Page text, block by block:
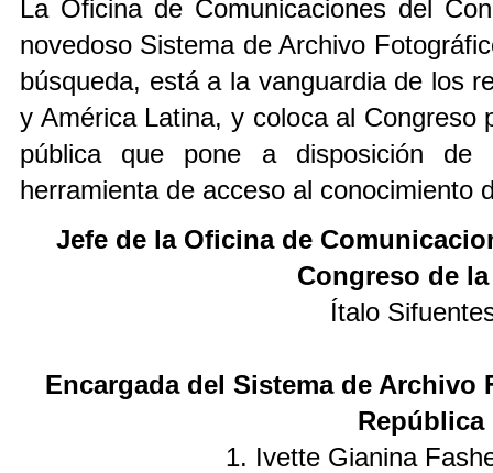
La Oficina de Comunicaciones del
novedoso Sistema de Archivo
búsqueda, está a la vanguardia de los
y América Latina, y coloca al Congreso
pública que pone a disposición de
herramienta de acceso al conocimiento
Jefe de la Oficina de
Congreso de
Ítalo
Encargada del Sistema de
República
1. Ivette Gianina